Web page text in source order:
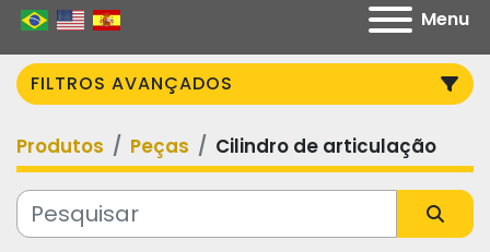
Menu
FILTROS AVANÇADOS
Categoria
Fabricante
Produtos Peças Cilindro de articulação